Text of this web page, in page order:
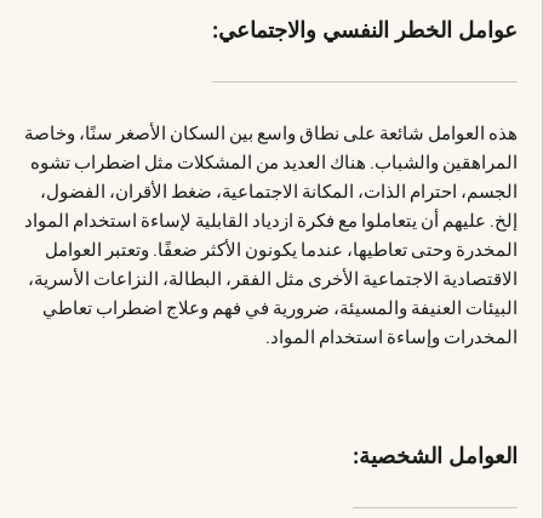
عوامل الخطر النفسي والاجتماعي:
هذه العوامل شائعة على نطاق واسع بين السكان الأصغر سنًا، وخاصة
المراهقين والشباب. هناك العديد من المشكلات مثل اضطراب تشوه
الجسم، احترام الذات، المكانة الاجتماعية، ضغط الأقران، الفضول،
إلخ. عليهم أن يتعاملوا مع فكرة ازدياد القابلية لإساءة استخدام المواد
المخدرة وحتى تعاطيها، عندما يكونون الأكثر ضعفًا. وتعتبر العوامل
الاقتصادية الاجتماعية الأخرى مثل الفقر، البطالة، النزاعات الأسرية،
البيئات العنيفة والمسيئة، ضرورية في فهم وعلاج اضطراب تعاطي
المخدرات وإساءة استخدام المواد.
العوامل الشخصية: